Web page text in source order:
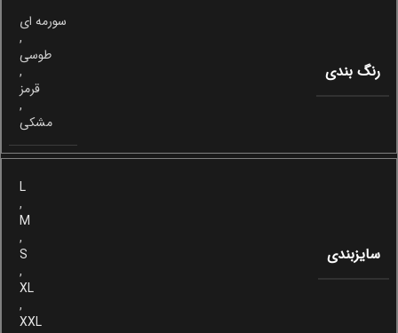
رنگ بندی
سورمه ای
,
طوسی
,
قرمز
,
مشکی
سایزبندی
L
,
M
,
S
,
XL
,
XXL